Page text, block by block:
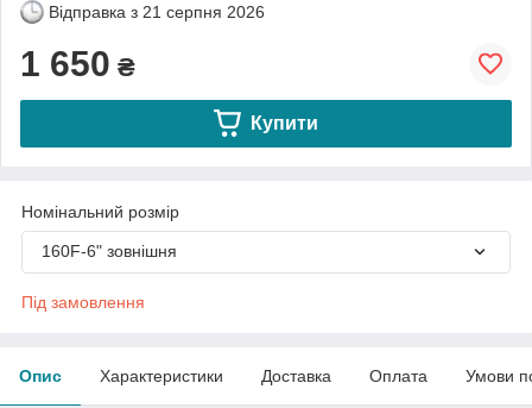
Відправка з 21 серпня 2026
1 650 ₴
Купити
Номінальний розмір
160F-6" зовнішня
Під замовлення
Опис Характеристики Доставка Оплата Умови